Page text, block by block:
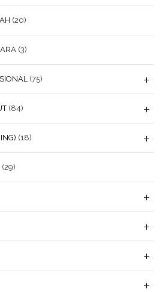
(20)
(3)
(75)
(84)
(18)
(29)